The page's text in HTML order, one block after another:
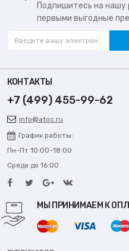
Подпишитесь на нашу
первыми выгодные
КОНТАКТЫ
+7 (499) 455-99-62
info@atoc.ru
График работы:
Пн-Пт 10:00-18:00
Среда до 16:00
МЫ ПРИНИМАЕМ К